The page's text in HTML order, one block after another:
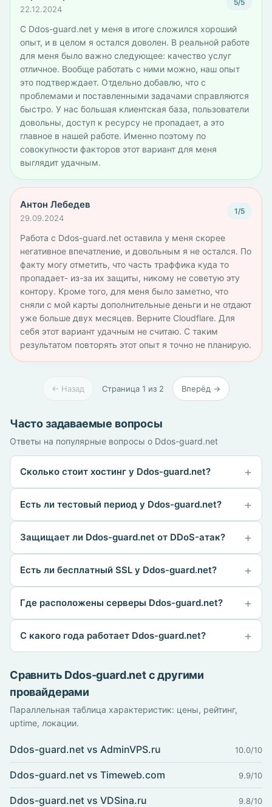
22.12.2024
5/5
С Ddos-guard.net у меня в итоге сложился хороший
опыт, и в целом я остался доволен. В реальной работе
для меня было важно следующее: качество услуг
отличное. Вообще работать с ними можно, наш опыт
это подтверждает. Отдельно добавлю, что с
проблемами и поставленными задачами справляются
быстро. У нас большая клиентская база, пользователи
довольны, доступ к ресурсу не пропадает, а это
главное в нашей работе. Именно поэтому по
совокупности факторов этот вариант для меня
выглядит удачным.
Антон Лебедев
29.09.2024
1/5
Работа с Ddos-guard.net оставила у меня скорее
негативное впечатление, и довольным я не остался. По
факту могу отметить, что часть траффика куда то
пропадает- из-за их защиты, никому не советую эту
контору. Кроме того, для меня было заметно, что
сняли с мой карты дополнительные деньги и не отдают
уже больше двух месяцев. Верните Cloudflare. Для
себя этот вариант удачным не считаю. С таким
результатом повторять этот опыт я точно не планирую.
← Назад Страница 1 из 2 Вперёд →
Часто задаваемые вопросы
Ответы на популярные вопросы о Ddos-guard.net
Сколько стоит хостинг у Ddos-guard.net?
Есть ли тестовый период у Ddos-guard.net?
Защищает ли Ddos-guard.net от DDoS-атак?
Есть ли бесплатный SSL у Ddos-guard.net?
Где расположены серверы Ddos-guard.net?
С какого года работает Ddos-guard.net?
Сравнить Ddos-guard.net с другими
провайдерами
Параллельная таблица характеристик: цены, рейтинг,
uptime, локации.
Ddos-guard.net vs AdminVPS.ru 10.0/10
Ddos-guard.net vs Timeweb.com 9.9/10
Ddos-guard.net vs VDSina.ru 9.8/10